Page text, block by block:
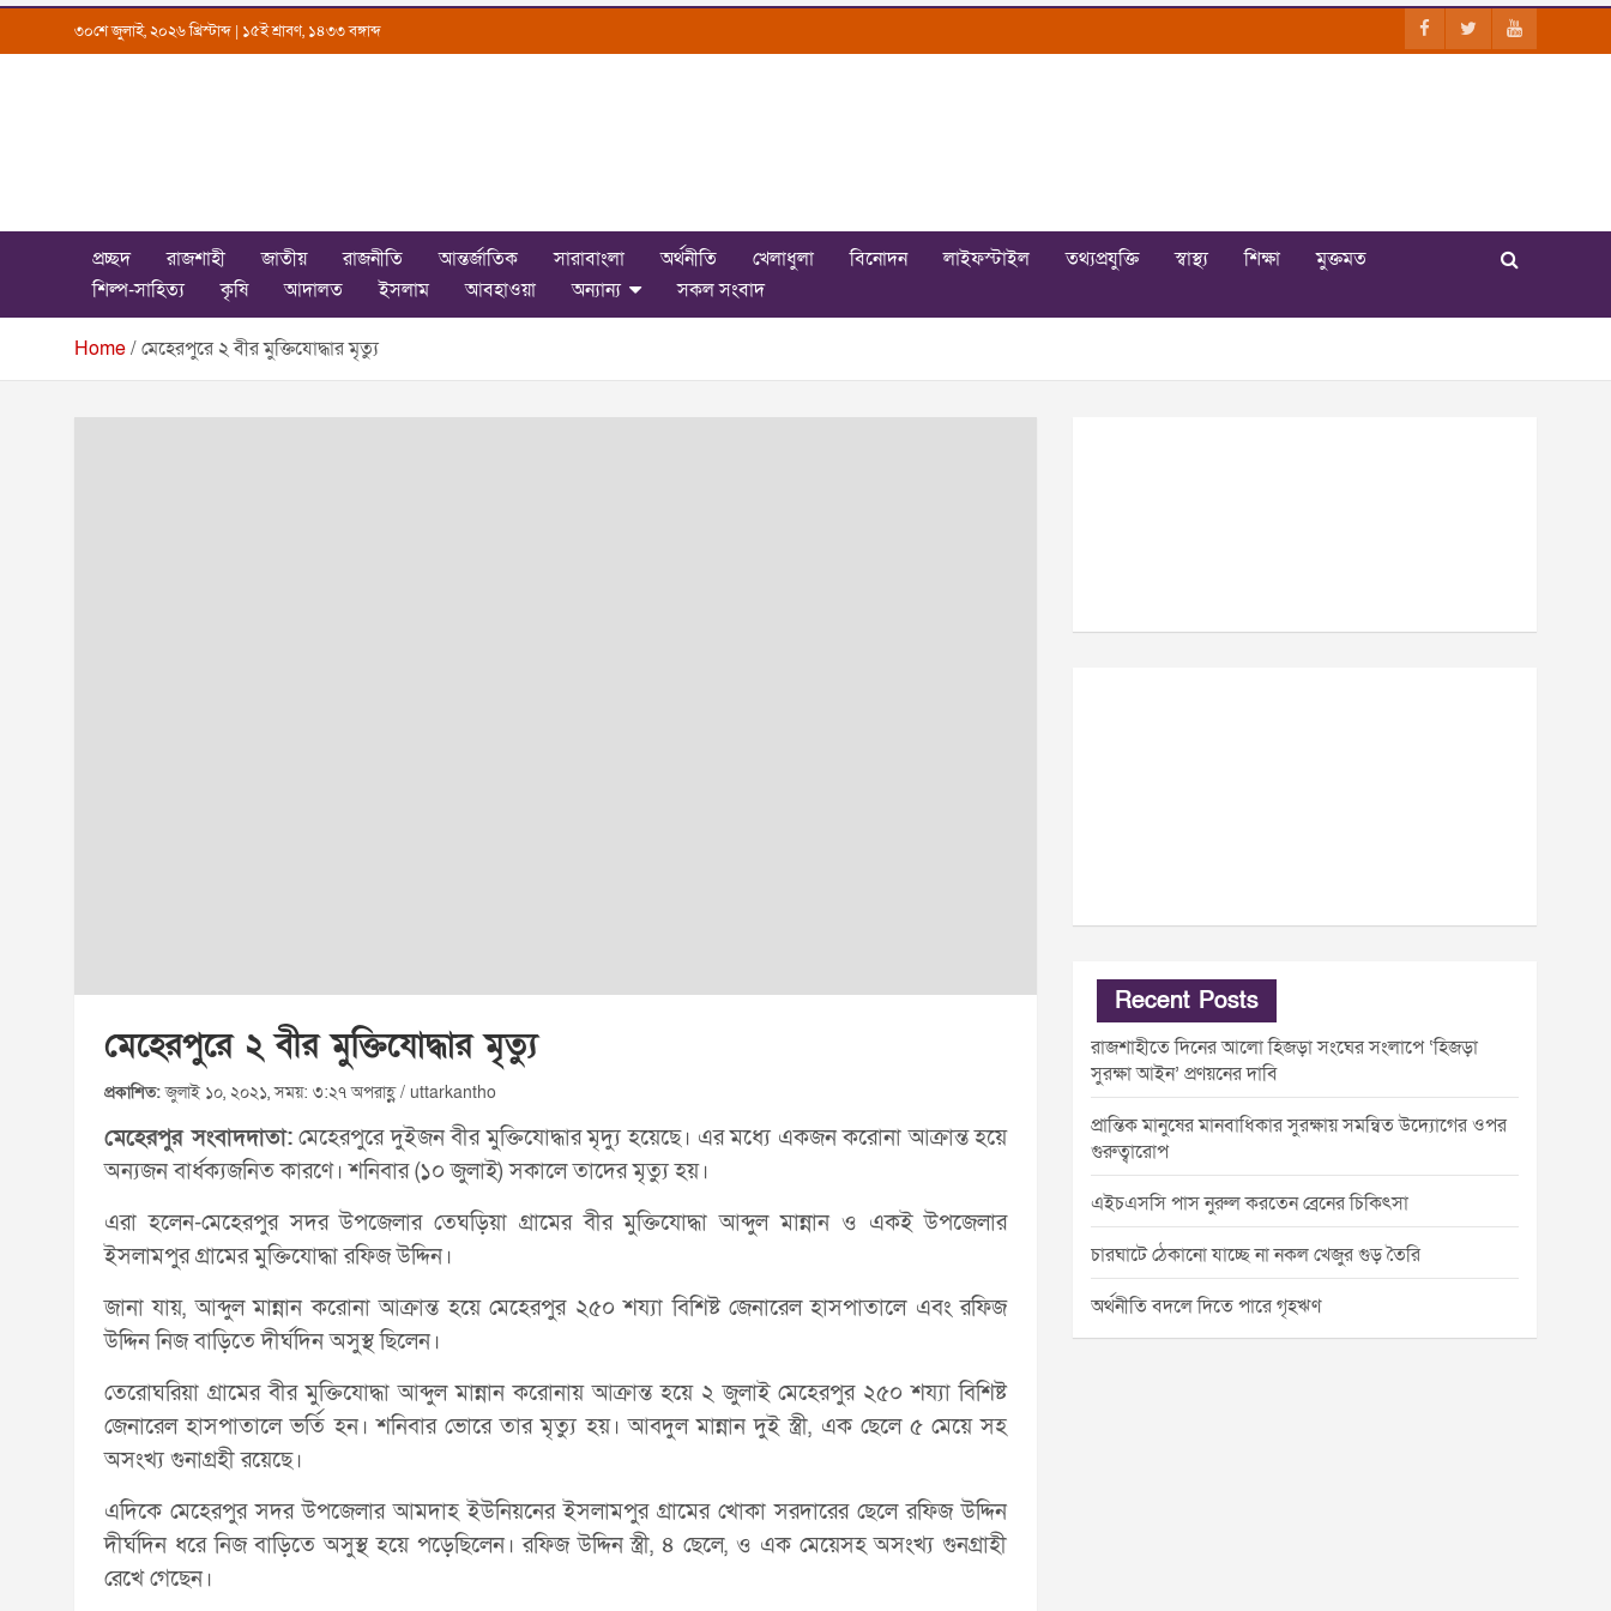
৩০শে জুলাই, ২০২৬ খ্রিস্টাব্দ | ১৫ই শ্রাবণ, ১৪৩৩ বঙ্গাব্দ
Uttarkantho
প্রচ্ছদ রাজশাহী জাতীয় রাজনীতি আন্তর্জাতিক সারাবাংলা অর্থনীতি খেলাধুলা বিনোদন লাইফস্টাইল তথ্যপ্রযুক্তি স্বাস্থ্য শিক্ষা
মুক্তমত
শিল্প-সাহিত্য
কৃষি আদালত ইসলাম আবহাওয়া অন্যান্য সকল সংবাদ
Home মেহেরপুরে ২ বীর মুক্তিযোদ্ধার মৃত্যু
মেহেরপুরে ২ বীর মুক্তিযোদ্ধার মৃত্যু
প্রকাশিত:জুলাই ১০, ২০২১, সময়: ৩:২৭ অপরাহ্ণ / uttarkantho
মেহেরপুর সংবাদদাতা:মেহেরপুরে দুইজন বীর মুক্তিযোদ্ধার মৃদ্যু হয়েছে। এর মধ্যে একজন করোনা আক্রান্ত হয়ে
অন্যজন বার্ধক্যজনিত কারণে। শনিবার (১০ জুলাই) সকালে তাদের মৃত্যু হয়।
এরা হলেন-মেহেরপুর সদর উপজেলার তেঘড়িয়া গ্রামের বীর মুক্তিযোদ্ধা আব্দুল মান্নান ও একই উপজেলার
ইসলামপুর গ্রামের মুক্তিযোদ্ধা রফিজ উদ্দিন।
জানা যায়, আব্দুল মান্নান করোনা আক্রান্ত হয়ে মেহেরপুর ২৫০ শয্যা বিশিষ্ট জেনারেল হাসপাতালে এবং রফিজ
উদ্দিন নিজ বাড়িতে দীর্ঘদিন অসুস্থ ছিলেন।
তেরোঘরিয়া গ্রামের বীর মুক্তিযোদ্ধা আব্দুল মান্নান করোনায় আক্রান্ত হয়ে ২ জুলাই মেহেরপুর ২৫০ শয্যা বিশিষ্ট
জেনারেল হাসপাতালে ভর্তি হন। শনিবার ভোরে তার মৃত্যু হয়। আবদুল মান্নান দুই স্ত্রী, এক ছেলে ৫ মেয়ে সহ
অসংখ্য গুনাগ্রহী রয়েছে।
এদিকে মেহেরপুর সদর উপজেলার আমদাহ ইউনিয়নের ইসলামপুর গ্রামের খোকা সরদারের ছেলে রফিজ উদ্দিন
দীর্ঘদিন ধরে নিজ বাড়িতে অসুস্থ হয়ে পড়েছিলেন। রফিজ উদ্দিন স্ত্রী, ৪ ছেলে, ও এক মেয়েসহ অসংখ্য গুনগ্রাহী
রেখে গেছেন।
Recent Posts
রাজশাহীতে দিনের আলো হিজড়া সংঘের সংলাপে ‘হিজড়া
সুরক্ষা আইন’ প্রণয়নের দাবি
প্রান্তিক মানুষের মানবাধিকার সুরক্ষায় সমন্বিত উদ্যোগের ওপর
গুরুত্বারোপ
এইচএসসি পাস নুরুল করতেন ব্রেনের চিকিৎসা
চারঘাটে ঠেকানো যাচ্ছে না নকল খেজুর গুড় তৈরি
অর্থনীতি বদলে দিতে পারে গৃহঋণ